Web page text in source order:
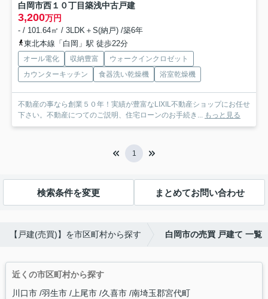
白岡市西１０丁目築浅中古戸建
3,200万円
- / 101.64㎡ / 3LDK＋S(納戸) /築6年
東北本線「白岡」駅 徒歩22分
オール電化 収納豊富
ウォークインクロゼット
カウンターキッチン
食器洗い乾燥機 浴室乾燥機
不動産の事なら創業５０年！実績が豊富なLIXIL不動産ショップにお任せ
下さい。不動産につてのご説明、住宅ローンのお手続き... もっと見る
1
検索条件を変更 まとめてお問い合わせ
【戸建(売買)】を市区町村から探す 白岡市の売買 戸建て 一覧
近くの市区町村から探す
川口市 羽生市 上尾市 久喜市 南埼玉郡宮代町